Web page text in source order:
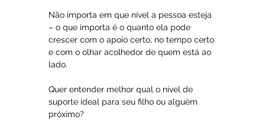
Não importa em que nível a pessoa esteja
– o que importa é o quanto ela pode
crescer com o apoio certo, no tempo certo
e com o olhar acolhedor de quem está ao
lado.
Quer entender melhor qual o nível de
suporte ideal para seu filho ou alguém
próximo?